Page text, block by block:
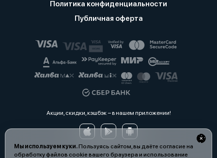
Мы используем куки.Пользуясь сайтом, вы даёте согласие на
обработку файлов cookie вашего браузера и использование
Политика конфиденциальности
Публичная оферта
Акции, скидки, кэшбэк − в нашем приложении!